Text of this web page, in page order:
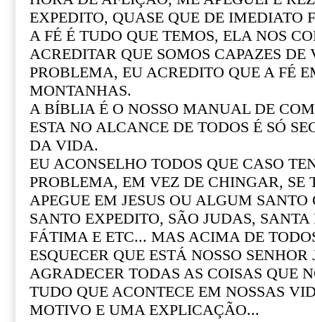
EXPEDITO, QUASE QUE DE IMEDIATO
A FÉ É TUDO QUE TEMOS, ELA NOS
ACREDITAR QUE SOMOS CAPAZES DE
PROBLEMA, EU ACREDITO QUE A FÉ
MONTANHAS.
A BÍBLIA É O NOSSO MANUAL DE
ESTA NO ALCANCE DE TODOS É SÓ
DA VIDA.
EU ACONSELHO TODOS QUE CASO
PROBLEMA, EM VEZ DE CHINGAR, SE
APEGUE EM JESUS OU ALGUM SANTO
SANTO EXPEDITO, SÃO JUDAS, SANTA
FÁTIMA E ETC... MAS ACIMA DE
ESQUECER QUE ESTÁ NOSSO SENHOR
AGRADECER TODAS AS COISAS QUE
TUDO QUE ACONTECE EM NOSSAS
MOTIVO E UMA EXPLICAÇÃO...